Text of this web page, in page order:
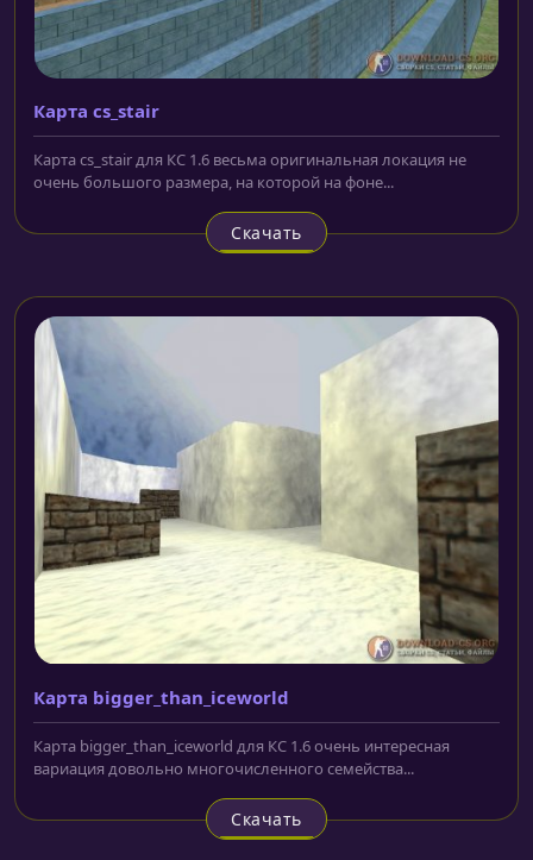
Карта cs_stair
Карта cs_stair для КС 1.6 весьма оригинальная локация не
очень большого размера, на которой на фоне...
Скачать
Карта bigger_than_iceworld
Карта bigger_than_iceworld для КС 1.6 очень интересная
вариация довольно многочисленного семейства...
Скачать